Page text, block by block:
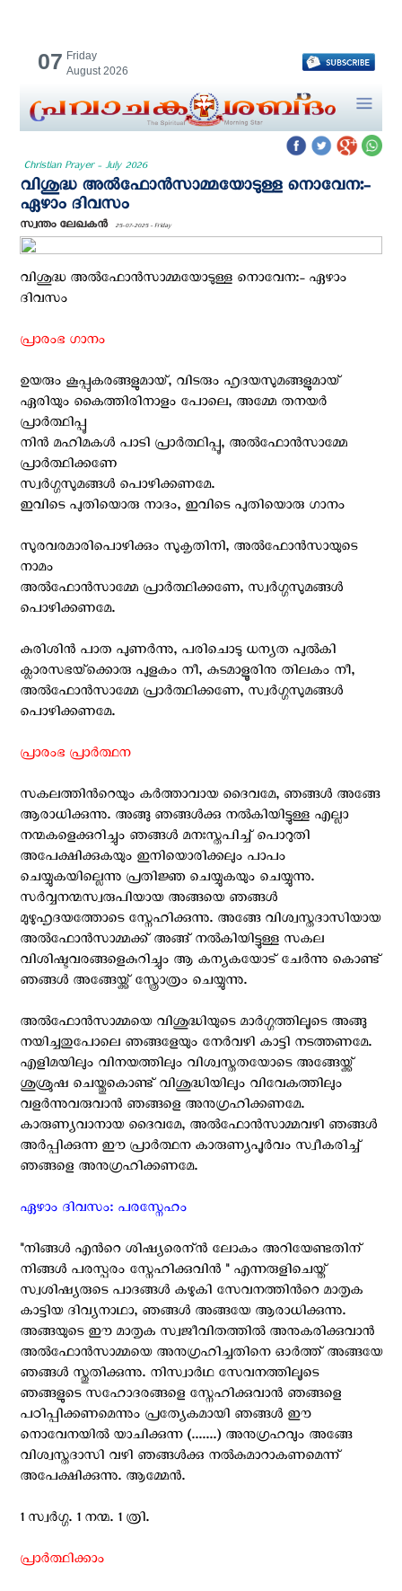
07 Friday
August 2026
Christian Prayer - July 2026
വിശുദ്ധ അല്‍ഫോന്‍സാമ്മയോടുള്ള നൊവേന:-
ഏഴാം ദിവസം
സ്വന്തം ലേഖകന്‍ 25-07-2025 - Friday
വിശുദ്ധ അല്‍ഫോന്‍സാമ്മയോടുള്ള നൊവേന:- ഏഴാം
ദിവസം
പ്രാരംഭ ഗാനം
ഉയരും കൂപ്പുകരങ്ങളുമായ്, വിടരും ഹൃദയസുമങ്ങളുമായ്‌
ഏരിയും കൈത്തിരിനാളം പോലെ, അമ്മേ തനയര്‍
പ്രാര്‍ത്ഥിപ്പൂ
നിന്‍ മഹിമകള്‍ പാടി പ്രാര്‍ത്ഥിപ്പൂ, അല്‍ഫോന്‍സാമ്മേ
പ്രാര്‍ത്ഥിക്കണേ
സ്വര്‍ഗ്ഗസുമങ്ങള്‍ പൊഴിക്കണമേ.
ഇവിടെ പുതിയൊരു നാദം, ഇവിടെ പുതിയൊരു ഗാനം
സുരവരമാരിപൊഴിക്കും സുകൃതിനി, അല്‍ഫോന്‍സായുടെ
നാമം
അല്‍ഫോന്‍സാമ്മേ പ്രാര്‍ത്ഥിക്കണേ, സ്വര്‍ഗ്ഗസുമങ്ങള്‍
പൊഴിക്കണമേ.
കുരിശിന്‍ പാത പുണര്‍ന്നു, പരിചൊടു ധന്യത പുല്‍കി
ക്ലാരസഭയ്‌ക്കൊരു പുളകം നീ, കുടമാളൂരിനു തിലകം നീ,
അല്‍ഫോന്‍സാമ്മേ പ്രാര്‍ത്ഥിക്കണേ, സ്വര്‍ഗ്ഗസുമങ്ങള്‍
പൊഴിക്കണമേ.
പ്രാരംഭ പ്രാര്‍ത്ഥന
സകലത്തിന്‍റെയും കര്‍ത്താവായ ദൈവമേ, ഞങ്ങള്‍ അങ്ങേ
ആരാധിക്കുന്നു. അങ്ങു ഞങ്ങള്‍ക്കു നല്‍കിയിട്ടുള്ള എല്ലാ
നന്മകളെക്കുറിച്ചും ഞങ്ങള്‍ മനഃസ്തപിച്ച് പൊറുതി
അപേക്ഷിക്കുകയും ഇനിയൊരിക്കലും പാപം
ചെയ്യുകയില്ലെന്നു പ്രതിജ്ഞ ചെയ്യുകയും ചെയ്യുന്നു.
സര്‍വ്വനന്മസ്വരുപിയായ അങ്ങയെ ഞങ്ങള്‍
മുഴുഹൃദയത്തോടെ സ്നേഹിക്കുന്നു. അങ്ങേ വിശ്വസ്തദാസിയായ
അല്‍ഫോന്‍സാമ്മക്ക് അങ്ങ് നല്‍കിയിട്ടുള്ള സകല
വിശിഷ്ടവരങ്ങളെകുറിച്ചും ആ കന്യകയോട്‌ ചേര്‍ന്നു കൊണ്ട്
ഞങ്ങള്‍ അങ്ങേയ്ക്ക് സ്ത്രോത്രം ചെയ്യുന്നു.
അല്‍ഫോന്‍സാമ്മയെ വിശുദ്ധിയുടെ മാര്‍ഗ്ഗത്തിലൂടെ അങ്ങു
നയിച്ചതുപോലെ ഞങ്ങളേയും നേര്‍വഴി കാട്ടി നടത്തണമേ.
എളിമയിലും വിനയത്തിലും വിശ്വസ്തതയോടെ അങ്ങേയ്ക്ക്
ശുശ്രുഷ ചെയ്തുകൊണ്ട് വിശുദ്ധിയിലും വിവേകത്തിലും
വളര്‍ന്നുവരുവാന്‍ ഞങ്ങളെ അനുഗ്രഹിക്കണമേ.
കാരുണ്യവാനായ ദൈവമേ, അല്‍ഫോന്‍സാമ്മവഴി ഞങ്ങള്‍
അര്‍പ്പിക്കുന്ന ഈ പ്രാര്‍ത്ഥന കാരുണ്യപൂര്‍വം സ്വീകരിച്ച്
ഞങ്ങളെ അനുഗ്രഹിക്കണമേ.
ഏഴാം ദിവസം: പരസ്നേഹം
"നിങ്ങള്‍ എന്‍റെ ശിഷ്യരെന്ന്‍ ലോകം അറിയേണ്ടതിന്
നിങ്ങള്‍ പരസ്പരം സ്നേഹിക്കുവിന്‍ " എന്നരുളിചെയ്ത്
സ്വശിഷ്യരുടെ പാദങ്ങള്‍ കഴുകി സേവനത്തിന്‍റെ മാതൃക
കാട്ടിയ ദിവ്യനാഥാ, ഞങ്ങള്‍ അങ്ങയേ ആരാധിക്കുന്നു.
അങ്ങയുടെ ഈ മാതൃക സ്വജീവിതത്തില്‍ അനുകരിക്കുവാന്‍
അല്‍ഫോന്‍സാമ്മയെ അനുഗ്രഹിച്ചതിനെ ഓര്‍ത്ത്‌ അങ്ങയേ
ഞങ്ങള്‍ സ്തുതിക്കുന്നു. നിസ്വാര്‍ഥ സേവനത്തിലൂടെ
ഞങ്ങളുടെ സഹോദരങ്ങളെ സ്നേഹിക്കുവാന്‍ ഞങ്ങളെ
പഠിപ്പിക്കണമെന്നും പ്രത്യേകമായി ഞങ്ങള്‍ ഈ
നൊവേനയില്‍ യാചിക്കുന്ന (.......) അനുഗ്രഹവും അങ്ങേ
വിശ്വസ്തദാസി വഴി ഞങ്ങള്‍ക്കു നല്‍കുമാറാകണമെന്ന്
അപേക്ഷിക്കുന്നു. ആമ്മേന്‍.
1 സ്വര്‍ഗ്ഗ. 1 നന്മ. 1 ത്രി.
പ്രാര്‍ത്ഥിക്കാം